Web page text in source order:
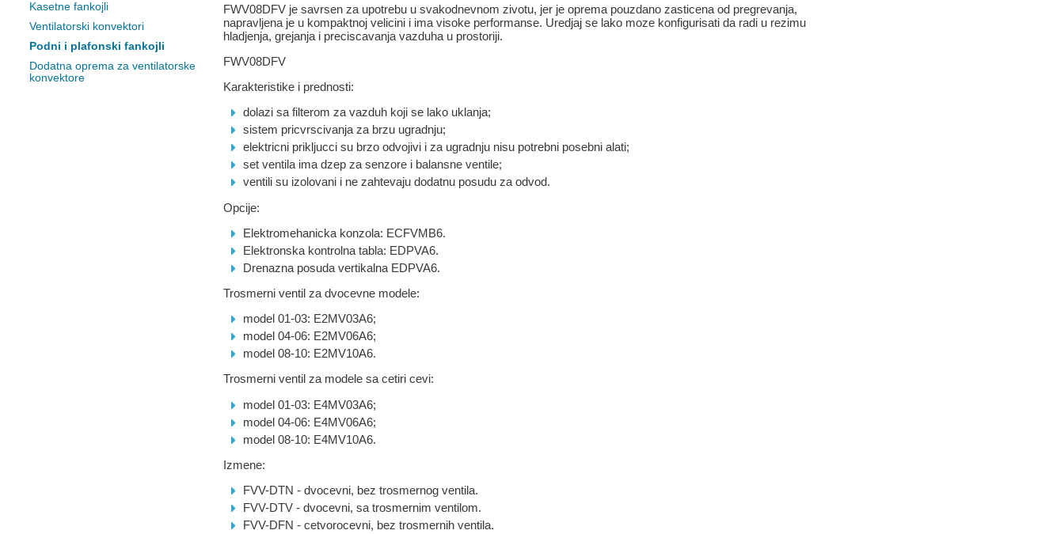
FWV08DFV je savrsen za upotrebu u svakodnevnom zivotu, jer je oprema pouzdano zasticena od pregrevanja,
napravljena je u kompaktnoj velicini i ima visoke performanse. Uredjaj se lako moze konfigurisati da radi u rezimu
hladjenja, grejanja i preciscavanja vazduha u prostoriji.
FWV08DFV
Karakteristike i prednosti:
dolazi sa filterom za vazduh koji se lako uklanja;
sistem pricvrscivanja za brzu ugradnju;
elektricni prikljucci su brzo odvojivi i za ugradnju nisu potrebni posebni alati;
set ventila ima dzep za senzore i balansne ventile;
ventili su izolovani i ne zahtevaju dodatnu posudu za odvod.
Opcije:
Elektromehanicka konzola: ECFVMB6.
Elektronska kontrolna tabla: EDPVA6.
Drenazna posuda vertikalna EDPVA6.
Trosmerni ventil za dvocevne modele:
model 01-03: E2MV03A6;
model 04-06: E2MV06A6;
model 08-10: E2MV10A6.
Trosmerni ventil za modele sa cetiri cevi:
model 01-03: E4MV03A6;
model 04-06: E4MV06A6;
model 08-10: E4MV10A6.
Izmene:
FVV-DTN - dvocevni, bez trosmernog ventila.
FVV-DTV - dvocevni, sa trosmernim ventilom.
FVV-DFN - cetvorocevni, bez trosmernih ventila.
Kasetne fankojli
Ventilatorski konvektori
Podni i plafonski fankojli
Dodatna oprema za ventilatorske
konvektore